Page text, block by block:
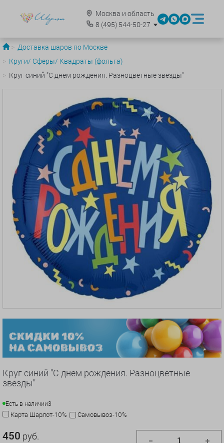
Москва и область
8 (495)544-50-27
Доставка шаров по Москве
Круги/ Сферы/ Квадраты (фольга)
Круг синий "С днем рождения. Разноцветные звезды"
Круг синий "С днем рождения. Разноцветные
звезды"
Есть в наличии3
Карта Шарлот-10% Самовывоз-10%
450 руб.